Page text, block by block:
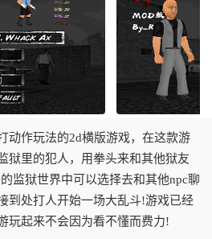
动作玩法的2d横版游戏，在这款游
狱里的犯人，用拳头来和其他狱友
监狱世界中可以选择去和其他npc聊
到处打人开始一场大乱斗!游戏已经
玩起来不会因为看不懂而费力!